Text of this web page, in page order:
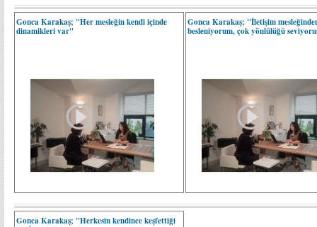
Gonca Karakaş; "Her mesleğin kendi içinde
dinamikleri var"
Gonca Karakaş; "İletişim
besleniyorum, çok yönlülüğü
Gonca Karakaş; "Herkesin kendince keşfettiği